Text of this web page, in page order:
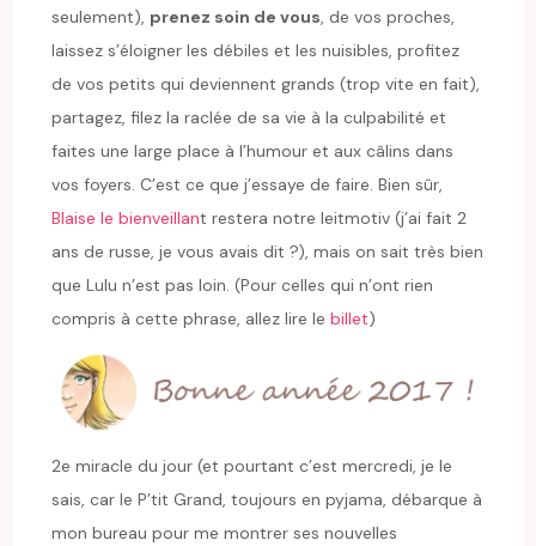
seulement), prenez soin de vous, de vos proches,
laissez s’éloigner les débiles et les nuisibles, profitez
de vos petits qui deviennent grands (trop vite en fait),
partagez, filez la raclée de sa vie à la culpabilité et
faites une large place à l’humour et aux câlins dans
vos foyers. C’est ce que j’essaye de faire. Bien sûr,
Blaise le bienveillant restera notre leitmotiv (j’ai fait 2
ans de russe, je vous avais dit ?), mais on sait très bien
que Lulu n’est pas loin. (Pour celles qui n’ont rien
compris à cette phrase, allez lire lebillet)
2e miracle du jour (et pourtant c’est mercredi, je le
sais, car le P’tit Grand, toujours en pyjama, débarque à
mon bureau pour me montrer ses nouvelles